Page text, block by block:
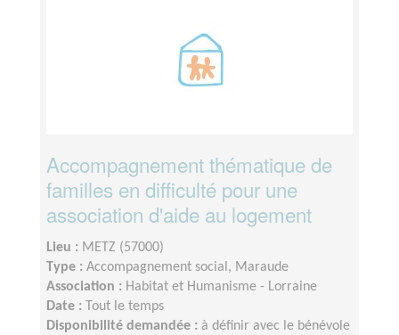
Accompagnement thématique de
familles en difficulté pour une
association d'aide au logement
Lieu : METZ (57000)
Type : Accompagnement social, Maraude
Association : Habitat et Humanisme - Lorraine
Date :
Tout le temps
Disponibilité demandée : à définir avec le bénévole